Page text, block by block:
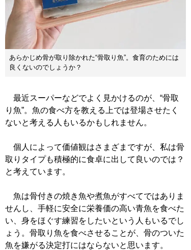
あらかじめ骨が取り除かれた“骨取り魚”。食育のためには
良くないのでしょうか？
最近スーパーなどでよく見かけるのが、“骨取
り魚”。魚の食べ方を教える上では登場させたく
ないと考える人もいるかもしれません。
個人によって価値観はさまざまですが、私は骨
取りタイプも積極的に食卓に出して良いのでは？
と考えています。
魚は骨付きの焼き魚や煮魚がすべてではありま
せんし、手軽に安全に栄養価の高い青魚を食べた
い、身をほぐす練習をしたいという人もいるでし
ょう。骨取り魚を食べさせることが、骨のついた
魚を嫌がる決定打にはならないと思います。